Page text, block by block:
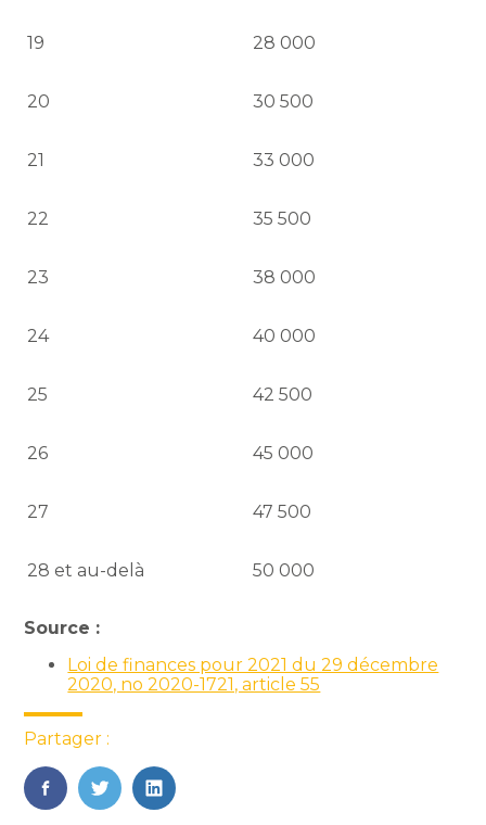
19 28 000
20 30 500
21 33 000
22 35 500
23 38 000
24 40 000
25 42 500
26 45 000
27 47 500
28 et au-delà 50 000
Source :
Loi de finances pour 2021 du 29 décembre
2020, no 2020-1721, article 55
Partager :
FaceBook
TwitterLinkedIn